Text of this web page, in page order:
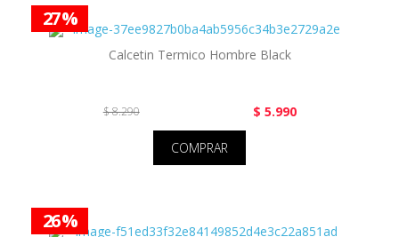
27 %
Calcetin Termico Hombre Black
$ 8.290 $ 5.990
COMPRAR
26 %